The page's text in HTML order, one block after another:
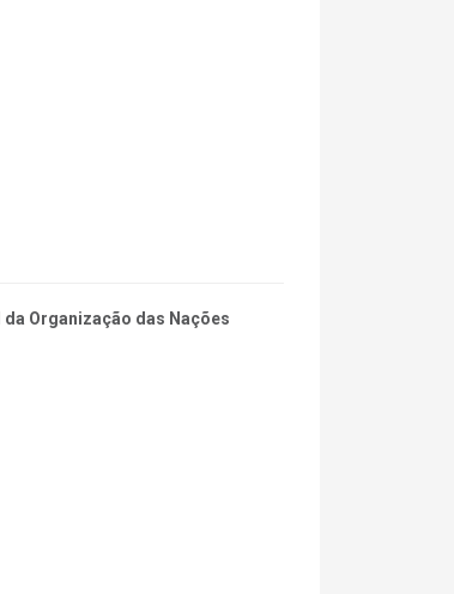
Organização das Nações